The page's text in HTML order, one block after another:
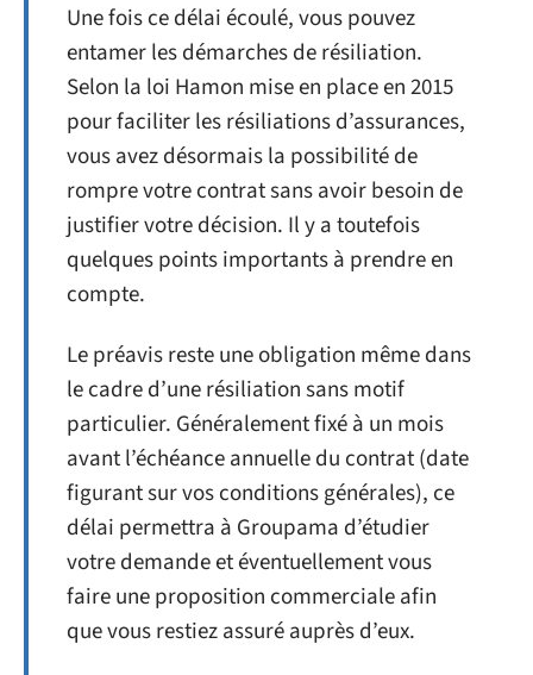
Une fois ce délai écoulé, vous pouvez
entamer les démarches de résiliation.
Selon la loi Hamon mise en place en 2015
pour faciliter les résiliations d’assurances,
vous avez désormais la possibilité de
rompre votre contrat sans avoir besoin de
justifier votre décision. Il y a toutefois
quelques points importants à prendre en
compte.
Le préavis reste une obligation même dans
le cadre d’une résiliation sans motif
particulier. Généralement fixé à un mois
avant l’échéance annuelle du contrat (date
figurant sur vos conditions générales), ce
délai permettra à Groupama d’étudier
votre demande et éventuellement vous
faire une proposition commerciale afin
que vous restiez assuré auprès d’eux.